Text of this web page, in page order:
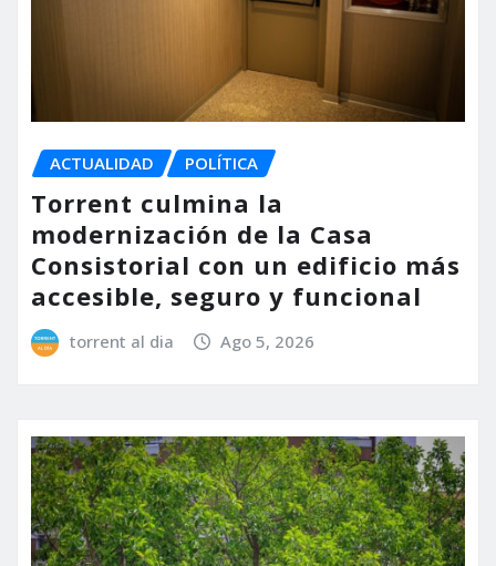
ACTUALIDAD POLÍTICA
Torrent culmina la
modernización de la Casa
Consistorial con un edificio más
accesible, seguro y funcional
torrent al dia Ago 5, 2026